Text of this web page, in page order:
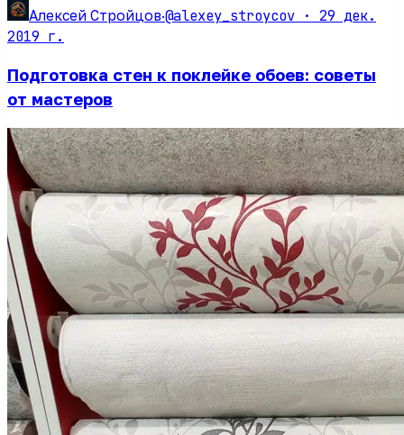
Алексей Стройцов·@alexey_stroycov · 29 дек.
2019 г.
Подготовка стен к поклейке обоев: советы
от мастеров